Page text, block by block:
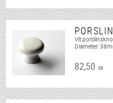
Vit
Diameter:
82,50 KR